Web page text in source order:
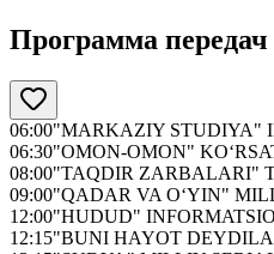
Программа
06:00"MARKAZIY STUDIYA"
06:30"OMON-OMON"
08:00"TAQDIR ZARBALARI"
09:00"QADAR VA O‘YIN"
12:00"HUDUD"
12:15"BUNI HAYOT